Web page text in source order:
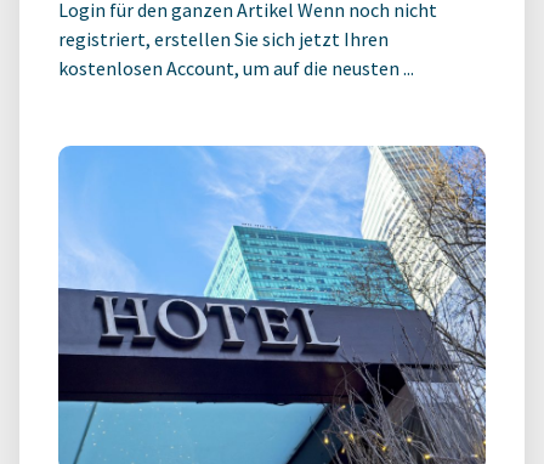
Login für den ganzen Artikel Wenn noch nicht
registriert, erstellen Sie sich jetzt Ihren
kostenlosen Account, um auf die neusten ...